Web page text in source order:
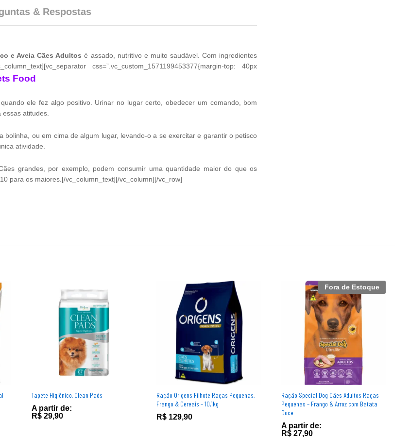
& Respostas
e Aveia Cães Adultos é assado, nutritivo e muito saudável. Com ingredientes
css=”.vc_custom_1571199453377{margin-top: 40px
Food
ele fez algo positivo. Urinar no lugar certo, obedecer um comando, bom
essas atitudes.
ou em cima de algum lugar, levando-o a se exercitar e garantir o petisco
atividade.
grandes, por exemplo, podem consumir uma quantidade maior do que os
para os maiores.[/vc_column_text][/vc_column][/vc_row]
Tapete Higiênico, Clean Pads
A partir de:
R$ 29,90
Ração Origens Filhote Raças Pequenas,
Frango & Cereais – 10,1kg
R$ 129,90
Fora de Estoque
Ração Special Dog Cães Adultos Raças
Pequenas – Frango & Arroz com Batata
Doce
A partir de:
R$ 27,90